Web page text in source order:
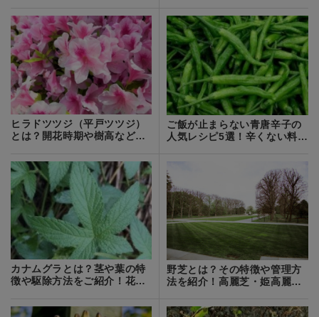
ヒラドツツジ（平戸ツツジ）
とは？開花時期や樹高など特
ご飯が止まらない青唐辛子の
人気レシピ5選！辛くない料理
カナムグラとは？茎や葉の特
徴や駆除方法をご紹介！花粉
野芝とは？その特徴や管理方
法を紹介！高麗芝・姫高麗芝